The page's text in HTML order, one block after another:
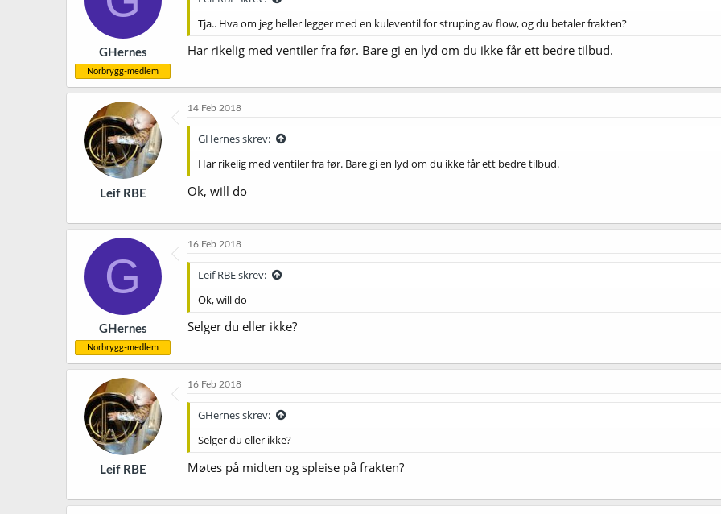
GHernes
Norbrygg-medlem
Tja.. Hva om jeg heller legger med en kuleventil for struping av flow, og du betaler frakten?
Har rikelig med ventiler fra før. Bare gi en lyd om du ikke får ett bedre tilbud.
Leif RBE
14 Feb 2018
GHernes skrev:
Har rikelig med ventiler fra før. Bare gi en lyd om du ikke får ett bedre tilbud.
Ok, will do
G
GHernes
Norbrygg-medlem
16 Feb 2018
Leif RBE skrev:
Ok, will do
Selger du eller ikke?
Leif RBE
16 Feb 2018
GHernes skrev:
Selger du eller ikke?
Møtes på midten og spleise på frakten?